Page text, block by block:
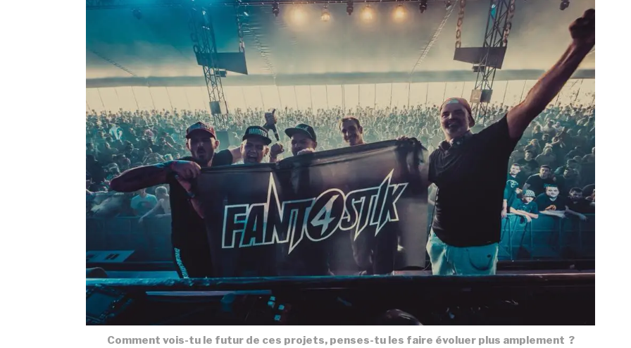
Comment vois-tu le futur de ces projets, penses-tu les faire évoluer plus amplement ?